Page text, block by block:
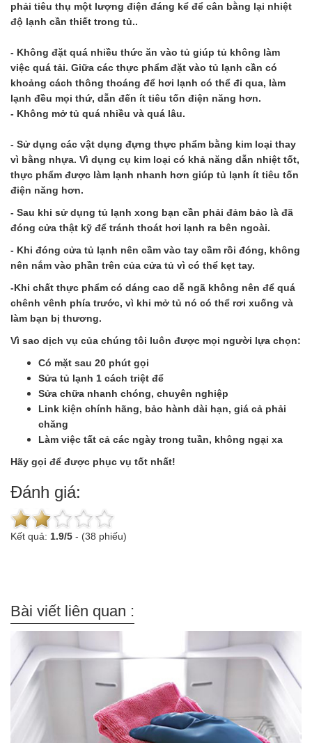
phải tiêu thụ một lượng điện đáng kể để cân bằng lại nhiệt
độ lạnh cần thiết trong tủ..
- Không đặt quá nhiều thức ăn vào tủ giúp tủ không làm
việc quá tải. Giữa các thực phẩm đặt vào tủ lạnh cần có
khoảng cách thông thoáng để hơi lạnh có thể đi qua, làm
lạnh đều mọi thứ, dẫn đến ít tiêu tốn điện năng hơn.
- Không mở tủ quá nhiều và quá lâu.
- Sử dụng các vật dụng đựng thực phẩm bằng kim loại thay
vì bằng nhựa. Vì dụng cụ kim loại có khả năng dẫn nhiệt tốt,
thực phẩm được làm lạnh nhanh hơn giúp tủ lạnh ít tiêu tốn
điện năng hơn.
- Sau khi sử dụng tủ lạnh xong bạn cần phải đảm bảo là đã
đóng cửa thật kỹ để tránh thoát hơi lạnh ra bên ngoài.
- Khi đóng cửa tủ lạnh nên cầm vào tay cầm rồi đóng, không
nên nắm vào phần trên của cửa tủ vì có thể kẹt tay.
-Khi chất thực phẩm có dáng cao dễ ngã không nên để quá
chênh vênh phía trước, vì khi mở tủ nó có thể rơi xuống và
làm bạn bị thương.
Vì sao dịch vụ của chúng tôi luôn được mọi người lựa chọn:
Có mặt sau 20 phút gọi
Sửa tủ lạnh 1 cách triệt để
Sửa chữa nhanh chóng, chuyên nghiệp
Link kiện chính hãng, bảo hành dài hạn, giá cả phải
chăng
Làm việc tất cả các ngày trong tuần, không ngại xa
Hãy gọi để được phục vụ tốt nhất!
Đánh giá:
Kết quả: 1.9/5 - (38 phiếu)
Bài viết liên quan :